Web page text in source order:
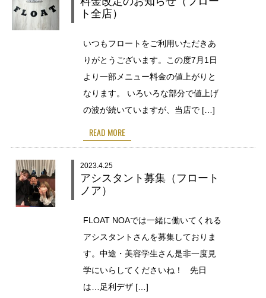
ト全店）
いつもフロートをご利用いただきあ
りがとうございます。この度7月1日
より一部メニュー料金の値上がりと
なります。 いろいろな部分で値上げ
の波が続いていますが、当店で […]
READ MORE
2023.4.25
アシスタント募集（フロート
ノア）
FLOAT NOAでは一緒に働いてくれる
アシスタントさんを募集しておりま
す。中途・美容学生さん是非一度見
学にいらしてくださいね！ 先日
は…足利デザ […]